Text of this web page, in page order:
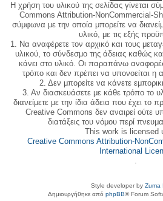
Η χρήση του υλικού της σελίδας γίνεται
Commons Attribution-NonCommercial-
σύμφωνα με την οποία μπορείτε να
υλικό, με τις εξής
1. Να αναφέρετε τον αρχικό και τους
υλικού, το σύνδεσμο της άδειας καθώς
κάνει στο υλικό. Οι παραπάνω
τρόπο και δεν πρέπει να υπονοείται η
2. Δεν μπορείτε να κάνετε
3. Αν διασκευάσετε με κάθε τρόπο το
διανείμετε με την ίδια άδεια που έχει
Creative Commons δεν αναιρεί ούτε
διατάξεις του νόμου περί
This work is licensed
Creative Commons Attribution-
International
.
Style developer by Zuma
Δημιουργήθηκε από phpBB® Forum